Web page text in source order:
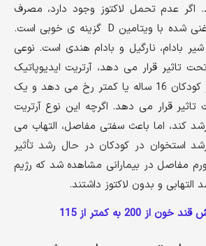
اگر عدم تحمل لاکتوز وجود دارد، مصرف
سایر محصولات شیر ​​غنی شده با ویتامین D گزینه ی خوبی است.
بادام، نارگیل و بادام هندی است. نوعی
تاثیر قرار می دهد، آرتریت ایدیوپاتیک
نوجوانان است. این در کودکان 16 ساله یا کمتر رخ می دهد و یک
قرار می دهد. اگرچه این نوع آرتریت
کند، اما باعث سفتی مفاصل، التهاب می
استخوان در کودکان در حال رشد تأثیر
مفاصل در بیمارانی مشاهده شد که رژیم
و بدون لاکتوز داشتند.
خون از 200 به کمتر از 115